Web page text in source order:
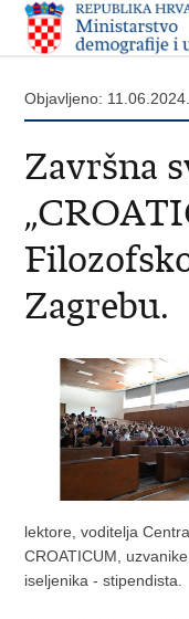
Objavljeno: 11.06.2024.
Završna
Zagrebu.
lektore, voditelja
CROATICUM,
iseljenika - stipendista.